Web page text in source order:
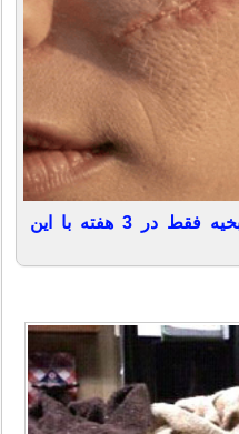
کاهش چشمگیر جای زخم و بخیه فقط در 3 هفته با این